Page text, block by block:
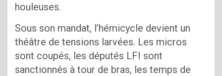
houleuses.
Sous son mandat, l’hémicycle devient un
théâtre de tensions larvées. Les micros
sont coupés, les députés LFI sont
sanctionnés à tour de bras, les temps de